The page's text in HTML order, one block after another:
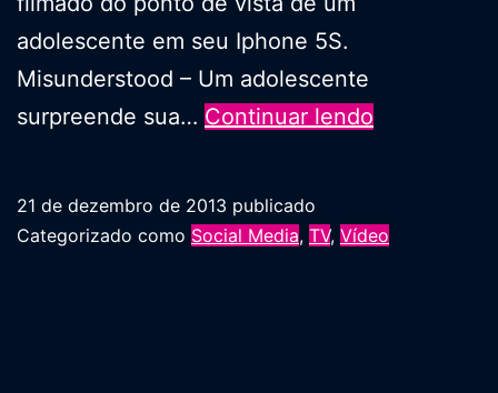
adolescente em seu Iphone 5S.
Misunderstood – Um adolescente
surpreende sua… Continuar lendo
da
21 de dezembro de 2013 publicado
Categorizado como Social Media, TV, Vídeo